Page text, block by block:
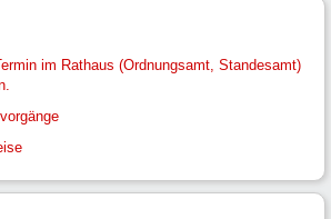
im Rathaus (Ordnungsamt, Standesamt)